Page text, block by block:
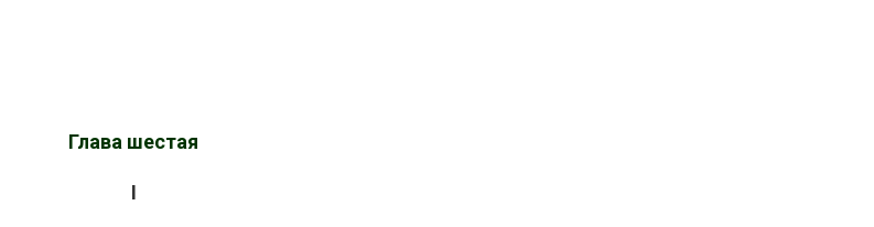
Глава шестая
I